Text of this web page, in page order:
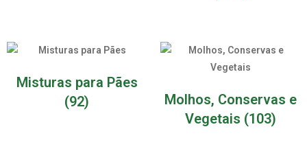
Misturas para Pães
(92)
Molhos, Conservas e
Vegetais (103)